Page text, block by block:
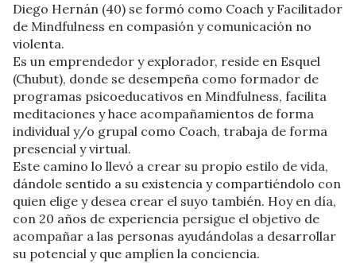
Diego Hernán (40) se formó como Coach y Facilitador
de Mindfulness en compasión y comunicación no
violenta.
Es un emprendedor y explorador, reside en Esquel
(Chubut), donde se desempeña como formador de
programas psicoeducativos en Mindfulness, facilita
meditaciones y hace acompañamientos de forma
individual y/o grupal como Coach, trabaja de forma
presencial y virtual.
Este camino lo llevó a crear su propio estilo de vida,
dándole sentido a su existencia y compartiéndolo con
quien elige y desea crear el suyo también. Hoy en día,
con 20 años de experiencia persigue el objetivo de
acompañar a las personas ayudándolas a desarrollar
su potencial y que amplíen la conciencia.